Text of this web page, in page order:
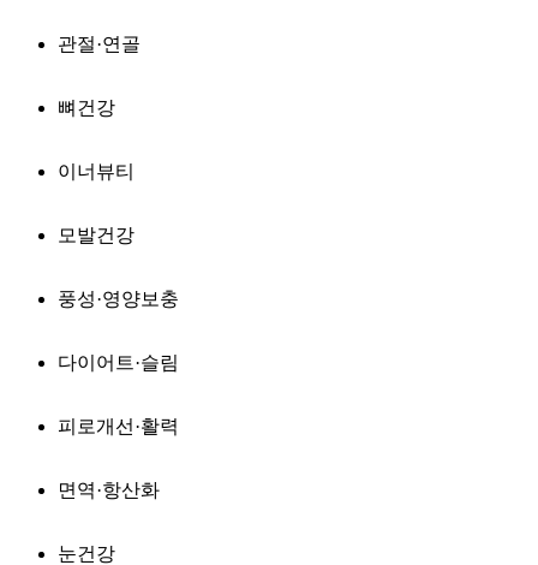
관절·연골
뼈건강
이너뷰티
모발건강
풍성·영양보충
다이어트·슬림
피로개선·활력
면역·항산화
눈건강